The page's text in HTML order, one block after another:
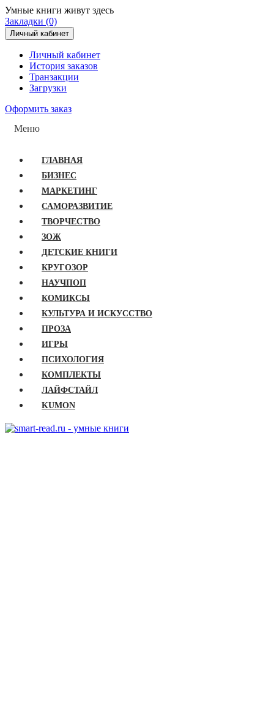
Умные книги живут здесь
Закладки (0)
Личный кабинет
Личный кабинет
История заказов
Транзакции
Загрузки
Оформить заказ
Меню
ГЛАВНАЯ
БИЗНЕС
МАРКЕТИНГ
САМОРАЗВИТИЕ
ТВОРЧЕСТВО
ЗОЖ
ДЕТСКИЕ КНИГИ
КРУГОЗОР
НАУЧПОП
КОМИКСЫ
КУЛЬТУРА И ИСКУССТВО
ПРОЗА
ИГРЫ
ПСИХОЛОГИЯ
КОМПЛЕКТЫ
ЛАЙФСТАЙЛ
KUMON